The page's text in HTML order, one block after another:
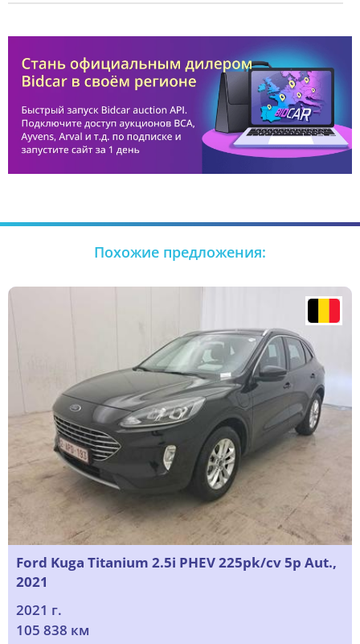
Похожие предложения:
Ford Kuga Titanium 2.5i PHEV 225pk/cv 5p Aut.,
2021
2021 г.
105 838 км